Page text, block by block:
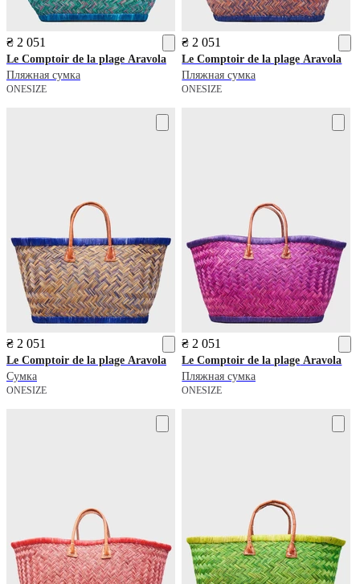
₴ 2 051
Le Comptoir de la plage Aravola
Пляжная сумка
ONESIZE
₴ 2 051
Le Comptoir de la plage Aravola
Пляжная сумка
ONESIZE
₴ 2 051
Le Comptoir de la plage Aravola
Сумка
ONESIZE
₴ 2 051
Le Comptoir de la plage Aravola
Пляжная сумка
ONESIZE